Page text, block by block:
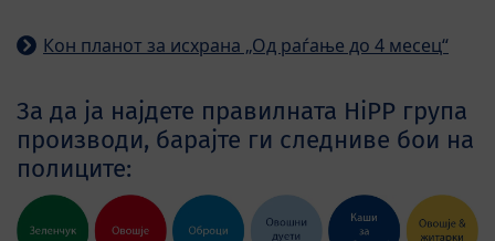
Кон планот за исхрана „Од раѓање до 4 месец“
За да ја најдете правилната HiPP група
производи, барајте ги следниве бои на
полиците: